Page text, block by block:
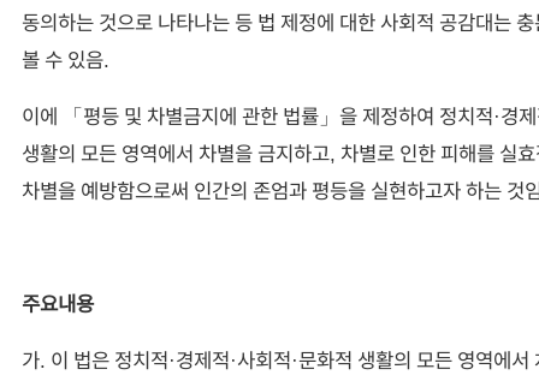
동의하는 것으로 나타나는 등 법 제정에 대한 사회적 공감대는
볼 수 있음.
이에 「평등 및 차별금지에 관한 법률」을 제정하여 정치적·경
생활의 모든 영역에서 차별을 금지하고, 차별로 인한 피해를 실
차별을 예방함으로써 인간의 존엄과 평등을 실현하고자 하는 것
주요내용
가. 이 법은 정치적·경제적·사회적·문화적 생활의 모든 영역에